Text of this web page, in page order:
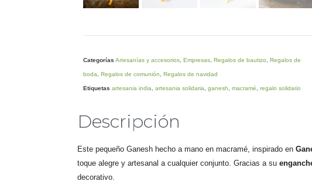
Categorías Artesanías y accesorios Empresas Regalos de bautizo Regalos de
boda Regalos de comunión Regalos de navidad
Etiquetas artesania india artesania solidaria ganesh macramé regalo solidario
Descripción
Este pequeño Ganesh hecho a mano en macramé, inspirado en
toque alegre y artesanal a cualquier conjunto. Gracias a su
decorativo.